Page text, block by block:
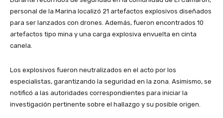
personal de la Marina localizó 21 artefactos explosivos diseñados
para ser lanzados con drones. Además, fueron encontrados 10
artefactos tipo mina y una carga explosiva envuelta en cinta
canela.
Los explosivos fueron neutralizados en el acto por los
especialistas, garantizando la seguridad en la zona. Asimismo, se
notificó a las autoridades correspondientes para iniciar la
investigación pertinente sobre el hallazgo y su posible origen.